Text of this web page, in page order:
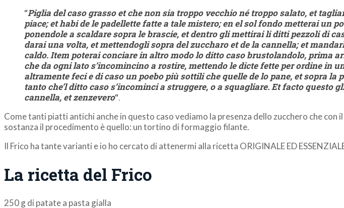
“Piglia del caso grasso et che non sia troppo vecchio né troppo salato, et
piace; et habi de le padellette fatte a tale mistero; en el sol fondo metterai un
ponendole a scaldare sopra le brascie, et dentro gli mettirai li ditti pezzoli di
darai una volta, et mettendogli sopra del zuccharo et de la cannella; et
caldo. Item poterai conciare in altro modo lo ditto caso brustolandolo, prima
che da ogni lato s’incomincino a rostire, mettendo le dicte fette per ordine in
altramente feci e di caso un poebo più sottili che quelle de lo pane, et sopra
tanto che’l ditto caso s’incominci a struggere, o a squagliare. Et facto questo
cannella, et zenzevero“.
Come tanti piatti antichi anche in questo caso vediamo la presenza dello zucchero che
sostanza il procedimento è quello: un tortino di formaggio filante.
Il Frico ha tante varianti e io ho cercato di attenermi alla ricetta ORIGINALE ED
La ricetta del Frico
250 g di patate a pasta gialla